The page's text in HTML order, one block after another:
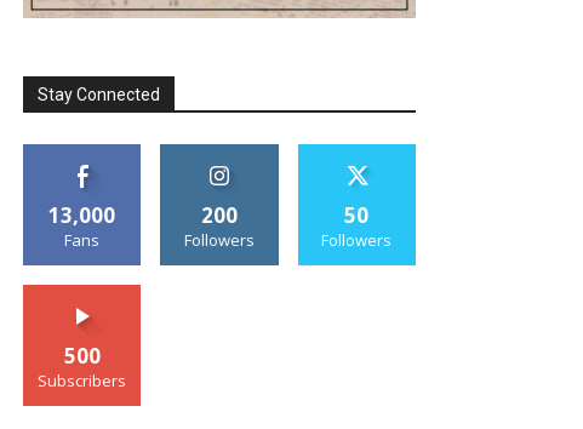
Stay Connected
13,000
Fans
200
Followers
50
Followers
500
Subscribers